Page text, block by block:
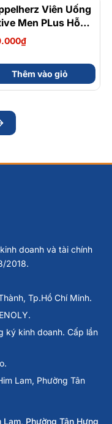
Viên Uống
Men PLus Hỗ
Tăng Cường Sức
Sinh Lý Nam Hộp
Thêm vào giỏ
doanh và tài chính
2018.
Tp.Hồ Chí Minh.
ký kinh doanh. Cấp lần
Lam, Phường Tân
Phường Tân Hưng